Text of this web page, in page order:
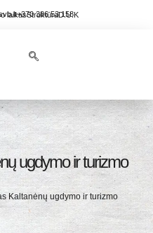
+370 386 53 158
laikasStruktūraD.U.K
ugdymo ir turizmo
Kaltanėnų ugdymo ir turizmo